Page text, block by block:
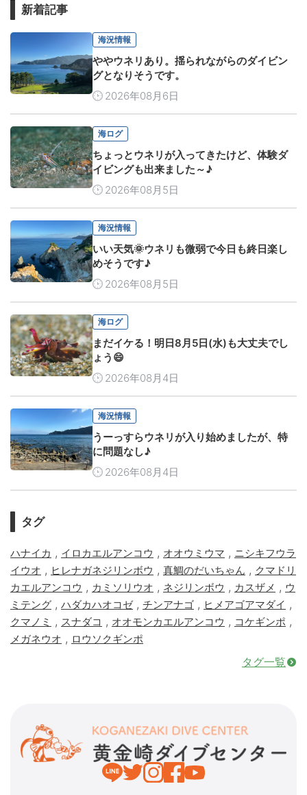
新着記事
海況情報
ややウネリあり。揺られながらのダイビン
グとなりそうです。
2026年08月6日
海ログ
ちょっとウネリが入ってきたけど、体験ダ
イビングも出来ました～♪
2026年08月5日
海況情報
いい天気🌞ウネリも微弱で今日も終日楽し
めそうです♪
2026年08月5日
海ログ
まだイケる！明日8月5日(水)も大丈夫でし
ょう😄
2026年08月4日
海況情報
うーっすらウネリが入り始めましたが、特
に問題なし♪
2026年08月4日
タグ
ハナイカ , イロカエルアンコウ , オオウミウマ , ニシキフウラ
イウオ , ヒレナガネジリンボウ , 真鯛のだいちゃん , クマドリ
カエルアンコウ , カミソリウオ , ネジリンボウ , カスザメ , ウ
ミテング , ハダカハオコゼ, チンアナゴ , ヒメアゴアマダイ ,
クマノミ , スナダコ , オオモンカエルアンコウ , コケギンポ ,
メガネウオ , ロウソクギンポ
タグ一覧